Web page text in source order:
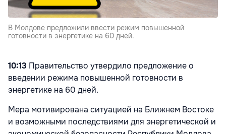
В Молдове предложили ввести режим повышенной
готовности в энергетике на 60 дней.
10:13 Правительство утвердило предложение о
введении режима повышенной готовности в
энергетике на 60 дней.
Мера мотивирована ситуацией на Ближнем Востоке
и возможными последствиями для энергетической и